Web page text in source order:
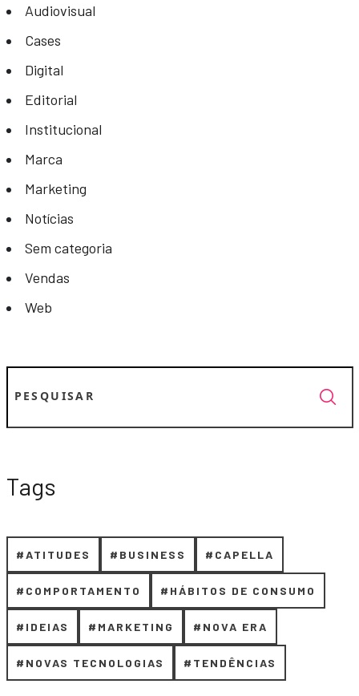
Audiovisual
Cases
Digital
Editorial
Institucional
Marca
Marketing
Notícias
Sem categoria
Vendas
Web
Tags
#ATITUDES #BUSINESS #CAPELLA
#COMPORTAMENTO #HÁBITOS DE CONSUMO
#IDEIAS #MARKETING #NOVA ERA
#NOVAS TECNOLOGIAS #TENDÊNCIAS